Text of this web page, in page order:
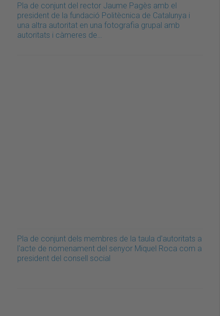
Pla de conjunt del rector Jaume Pagès amb el
president de la fundació Politècnica de Catalunya i
una altra autoritat en una fotografia grupal amb
autoritats i càmeres de…
Pla de conjunt dels membres de la taula d'autoritats a
l'acte de nomenament del senyor Miquel Roca com a
president del consell social